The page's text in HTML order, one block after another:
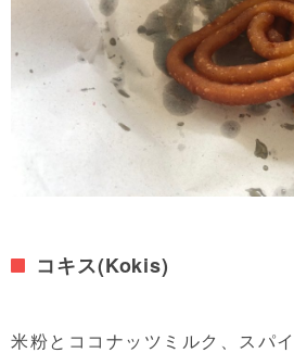
コキス(Kokis)
米粉とココナッツミルク、スパ